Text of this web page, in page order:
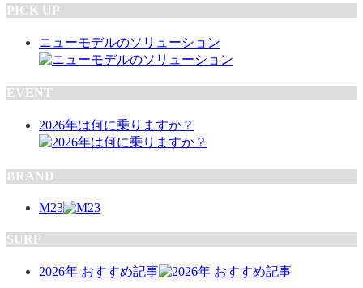
PICK UP
ニューモデルのソリューション
EVENT
2026年は何に乗りますか？
BRAND
M23
SURF
2026年 おすすめ記事